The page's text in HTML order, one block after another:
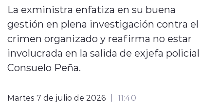
La exministra enfatiza en su buena
gestión en plena investigación contra el
crimen organizado y reafirma no estar
involucrada en la salida de exjefa policial
Consuelo Peña.
Martes 7 de julio de 2026 11:40